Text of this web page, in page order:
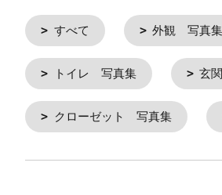
すべて 外観 写真集
トイレ 写真集 玄
クローゼット 写真集